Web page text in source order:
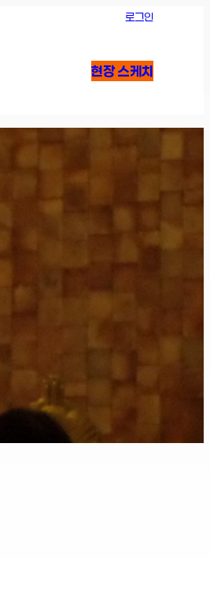
로그인
현장 스케치